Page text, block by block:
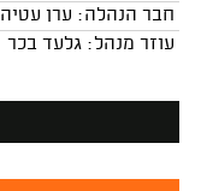
חבר הנהלה: ערן עטיה
עוזר מנהל: גלעד בכר